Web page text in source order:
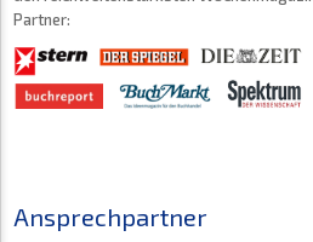
Partner:
Ansprechpartner